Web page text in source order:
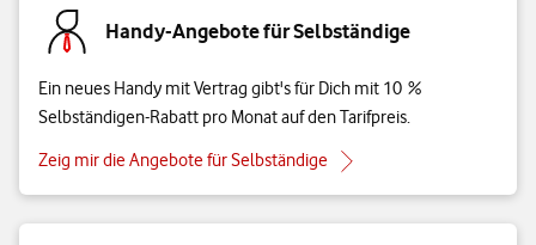
Handy-Angebote für Selbständige
Ein neues Handy mit Vertrag gibt's für Dich mit 10 %
Selbständigen-Rabatt pro Monat auf den Tarifpreis.
Zeig mir die Angebote für Selbständige